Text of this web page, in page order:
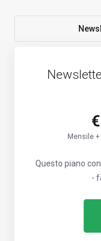
Mensile
Questo piano
-